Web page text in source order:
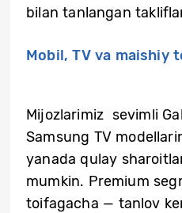
bilan tanlangan
Mobil, TV va maishiy
Mijozlarimiz sevimli
Samsung TV
yanada qulay
mumkin. Premium
toifagacha — tanlov